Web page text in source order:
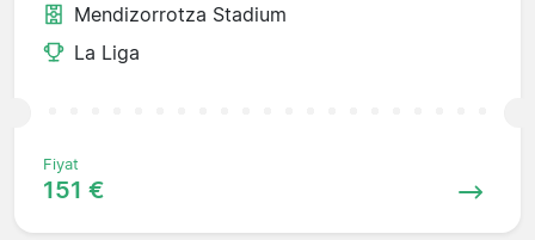
Mendizorrotza Stadium
La Liga
Fiyat
151 €